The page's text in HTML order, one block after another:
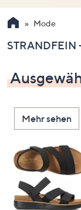
verwenden
Sie
Pfeiltasten
oben
und
nach
unten
oder
wischen
Sie
Touch-
Geräten
Mode
STRANDFEIN
Mehr sehen